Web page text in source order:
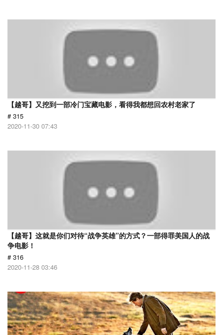
【越哥】又挖到一部冷门宝藏电影，看得我都想回农村老家了
# 315
2020-11-30 07:43
【越哥】这就是你们对待“战争英雄”的方式？一部得罪美国人的战
争电影！
# 316
2020-11-28 03:46